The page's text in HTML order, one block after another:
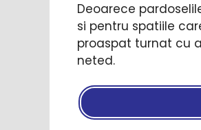
Deoarece
si pentru spatiile
proaspat turnat cu
neted.